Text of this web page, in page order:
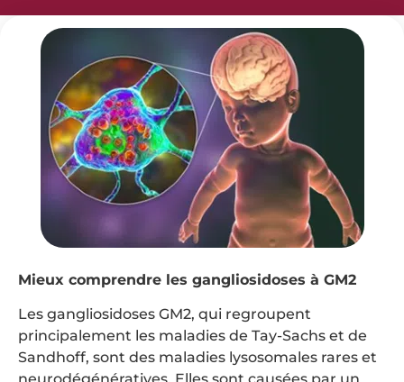
Mieux comprendre les gangliosidoses à GM2
Les gangliosidoses GM2, qui regroupent
principalement les maladies de Tay-Sachs et de
Sandhoff, sont des maladies lysosomales rares et